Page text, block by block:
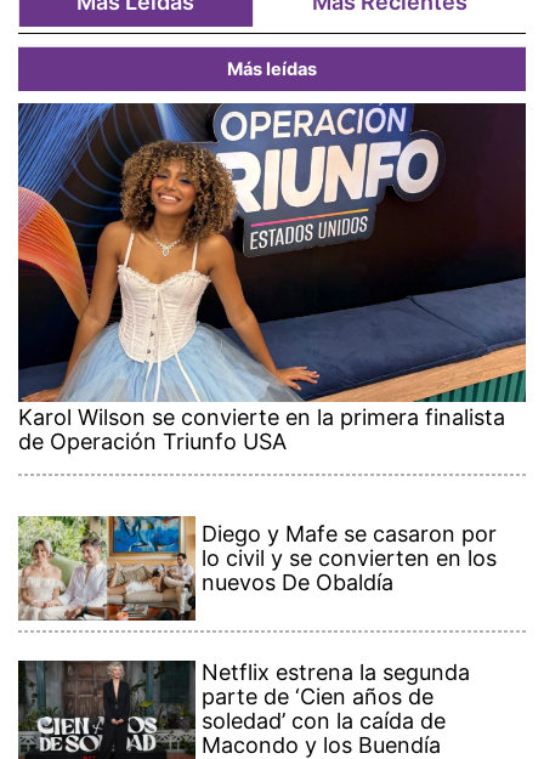
Más leídas
Karol Wilson se convierte en la primera finalista
de Operación Triunfo USA
Diego y Mafe se casaron por
lo civil y se convierten en los
nuevos De Obaldía
Netflix estrena la segunda
parte de ‘Cien años de
soledad’ con la caída de
Macondo y los Buendía